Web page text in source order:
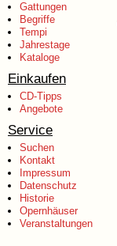
Gattungen
Begriffe
Tempi
Jahrestage
Kataloge
Einkaufen
CD-Tipps
Angebote
Service
Suchen
Kontakt
Impressum
Datenschutz
Historie
Opernhäuser
Veranstaltungen